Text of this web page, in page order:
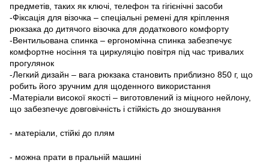
предметів, таких як ключі, телефон та гігієнічні засоби
-Фіксація для візочка – спеціальні ремені для кріплення
рюкзака до дитячого візочка для додаткового комфорту
-Вентильована спинка – ергономічна спинка забезпечує
комфортне носіння та циркуляцію повітря під час тривалих
прогулянок
-Легкий дизайн – вага рюкзака становить приблизно 850 г, що
робить його зручним для щоденного використання
-Матеріали високої якості – виготовлений із міцного нейлону,
що забезпечує довговічність і стійкість до зношування​
- матеріали, стійкі до плям
- можна прати в пральній машині